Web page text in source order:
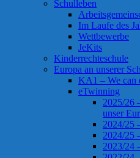
Schulleben
Im Laufe des
Wettbewerbe
JeKits
Kinderrechteschule
Europa an unserer
KA1 – We can
eTwinning
2025/26
unser
2024/25
2024/25
2023/24